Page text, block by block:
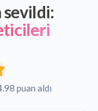
sevildi:
puan aldı